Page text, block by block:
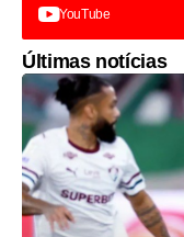
YouTube
Últimas notícias